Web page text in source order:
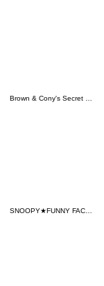
Brown & Cony's Secret Date!
SNOOPY★FUNNY FACES